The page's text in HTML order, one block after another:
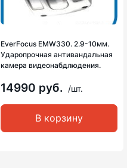
EverFocus EMW330. 2.9-10мм.
Ударопрочная антивандальная
камера видеонабдлюдения.
14990 руб. /шт.
В корзину